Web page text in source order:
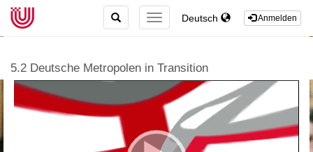
Anmelden
Deutsch
TOGGLE
NAVIGATION
TOGGLE
SEARCH
5.2 Deutsche Metropolen in Transition